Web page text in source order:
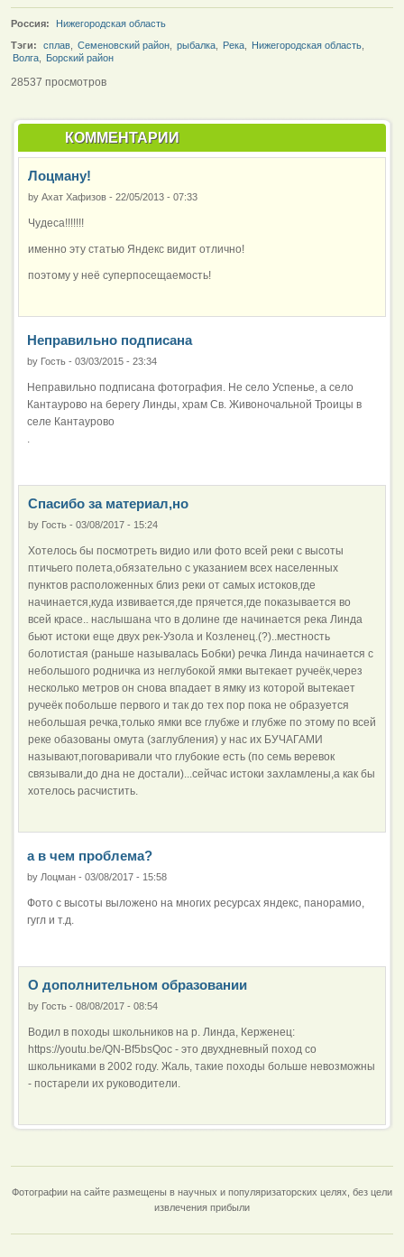
Россия:
Нижегородская область
Тэги:
сплав Семеновский район рыбалка Река Нижегородская область
Волга
Борский район
28537 просмотров
КОММЕНТАРИИ
Лоцману!
by Ахат Хафизов - 22/05/2013 - 07:33
Чудеса!!!!!!!
именно эту статью Яндекс видит отлично!
поэтому у неё суперпосещаемость!
Неправильно подписана
by Гость - 03/03/2015 - 23:34
Неправильно подписана фотография. Не село Успенье, а село
Кантаурово на берегу Линды, храм Св. Живоночальной Троицы в
селе Кантаурово
Спасибо за материал,но
by Гость - 03/08/2017 - 15:24
Хотелось бы посмотреть видио или фото всей реки с высоты
птичьего полета,обязательно с указанием всех населенных
пунктов расположенных близ реки от самых истоков,где
начинается,куда извивается,где прячется,где показывается во
всей красе.. наслышана что в долине где начинается река Линда
бьют истоки еще двух рек-Узола и Козленец.(?)..местность
болотистая (раньше называлась Бобки) речка Линда начинается с
небольшого родничка из неглубокой ямки вытекает ручеёк,через
несколько метров он снова впадает в ямку из которой вытекает
ручеёк побольше первого и так до тех пор пока не образуется
небольшая речка,только ямки все глубже и глубже по этому по всей
реке обазованы омута (заглубления) у нас их БУЧАГАМИ
называют,поговаривали что глубокие есть (по семь веревок
связывали,до дна не достали)...сейчас истоки захламлены,а как бы
хотелось расчистить.
а в чем проблема?
by Лоцман - 03/08/2017 - 15:58
Фото с высоты выложено на многих ресурсах яндекс, панорамио,
гугл и т.д.
О дополнительном образовании
by Гость - 08/08/2017 - 08:54
Водил в походы школьников на р. Линда, Керженец:
https://youtu.be/QN-Bf5bsQoc - это двухдневный поход со
школьниками в 2002 году. Жаль, такие походы больше невозможны
- постарели их руководители.
Фотографии на сайте размещены в научных и популяризаторских целях, без цели
извлечения прибыли